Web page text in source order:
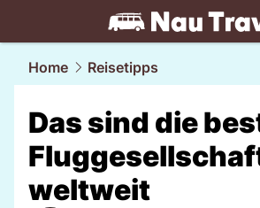
travel.NAU.ch
Home Reisetipps
Das sind die
weltweit